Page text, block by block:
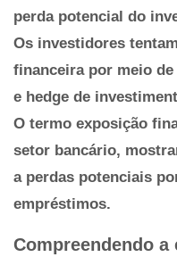
perda potencial do
Os investidores
financeira por meio
e hedge de
O termo exposição
setor bancário,
a perdas potenciais
empréstimos.
Compreendendo